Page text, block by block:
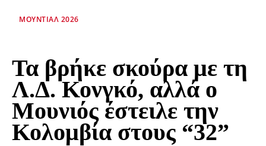
ΜΟΥΝΤΙΆΛ 2026
Τα βρήκε σκούρα με τη
Λ.Δ. Κονγκό, αλλά ο
Μουνιός έστειλε την
Κολομβία στους “32”